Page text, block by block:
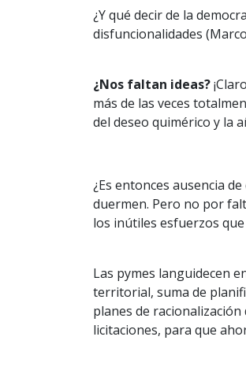
¿Y qué decir de la
disfuncionalidades
¿Nos faltan ideas?
más de las veces
del deseo quimérico y la
¿Es entonces ausencia
duermen. Pero no por
los inútiles esfuerzos
Las pymes languidecen
territorial, suma de
planes de
licitaciones, para que